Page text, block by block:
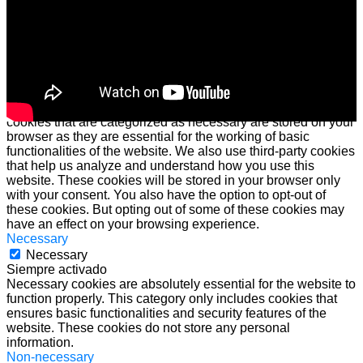
This website uses cookies to improve your experience while
you navigate through the website. Out of these cookies, the
cookies that are categorized as necessary are stored on your
browser as they are essential for the working of basic
functionalities of the website. We also use third-party cookies
that help us analyze and understand how you use this
website. These cookies will be stored in your browser only
with your consent. You also have the option to opt-out of
these cookies. But opting out of some of these cookies may
have an effect on your browsing experience.
Necessary
Necessary
Siempre activado
Necessary cookies are absolutely essential for the website to
function properly. This category only includes cookies that
ensures basic functionalities and security features of the
website. These cookies do not store any personal
information.
Non-necessary